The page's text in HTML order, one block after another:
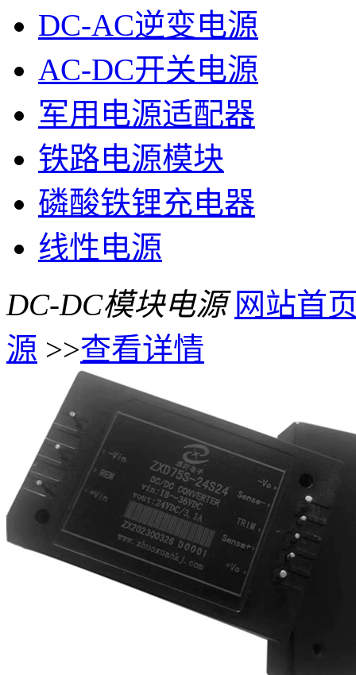
DC-AC逆变电源
AC-DC开关电源
军用电源适配器
铁路电源模块
磷酸铁锂充电器
线性电源
DC-DC模块电源 网站首
源 >>查看详情